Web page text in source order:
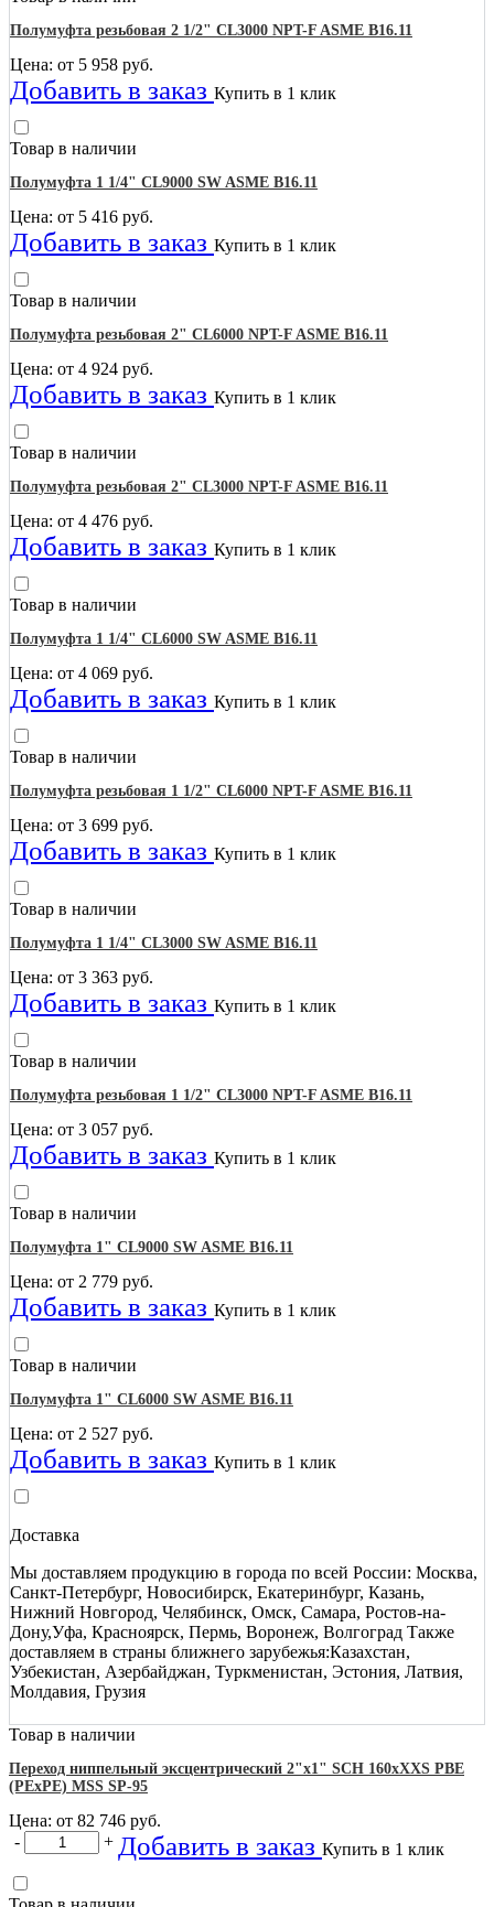
Полумуфта резьбовая 2 1/2" CL3000 NPT-F ASME B16.11
Цена: от 5 958 руб.
Добавить в заказ Купить в 1 клик
Товар в наличии
Полумуфта 1 1/4" CL9000 SW ASME B16.11
Цена: от 5 416 руб.
Добавить в заказ Купить в 1 клик
Товар в наличии
Полумуфта резьбовая 2" CL6000 NPT-F ASME B16.11
Цена: от 4 924 руб.
Добавить в заказ Купить в 1 клик
Товар в наличии
Полумуфта резьбовая 2" CL3000 NPT-F ASME B16.11
Цена: от 4 476 руб.
Добавить в заказ Купить в 1 клик
Товар в наличии
Полумуфта 1 1/4" CL6000 SW ASME B16.11
Цена: от 4 069 руб.
Добавить в заказ Купить в 1 клик
Товар в наличии
Полумуфта резьбовая 1 1/2" CL6000 NPT-F ASME B16.11
Цена: от 3 699 руб.
Добавить в заказ Купить в 1 клик
Товар в наличии
Полумуфта 1 1/4" CL3000 SW ASME B16.11
Цена: от 3 363 руб.
Добавить в заказ Купить в 1 клик
Товар в наличии
Полумуфта резьбовая 1 1/2" CL3000 NPT-F ASME B16.11
Цена: от 3 057 руб.
Добавить в заказ Купить в 1 клик
Товар в наличии
Полумуфта 1" CL9000 SW ASME B16.11
Цена: от 2 779 руб.
Добавить в заказ Купить в 1 клик
Товар в наличии
Полумуфта 1" CL6000 SW ASME B16.11
Цена: от 2 527 руб.
Добавить в заказ Купить в 1 клик
Доставка
Мы доставляем продукцию в города по всей России: Москва,
Санкт-Петербург, Новосибирск, Екатеринбург, Казань,
Нижний Новгород, Челябинск, Омск, Самара, Ростов-на-
Дону,Уфа, Красноярск, Пермь, Воронеж, Волгоград Также
доставляем в страны ближнего зарубежья:Казахстан,
Узбекистан, Азербайджан, Туркменистан, Эстония, Латвия,
Молдавия, Грузия
Товар в наличии
Переход ниппельный эксцентрический 2"х1" SCH 160хXXS PBE
(PEхPE) MSS SP-95
Цена: от 82 746 руб.
-
+ Добавить в заказ Купить в 1 клик